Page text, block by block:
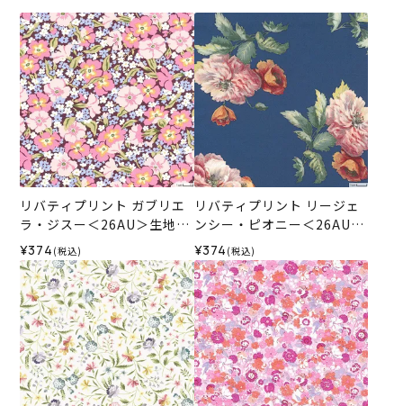
リバティプリント ガブリエ
ラ・ジスー＜26AU＞生地
（リバティ・ファブリック
ス）2026SS
¥374 (税込)
リバティプリント リージェ
ンシー・ピオニー＜26AU＞
生地 （リバティ・ファブリ
ックス）2026SS
¥374 (税込)